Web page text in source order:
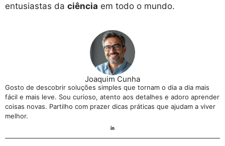
entusiastas da ciência em todo o mundo.
Joaquim Cunha
Gosto de descobrir soluções simples que tornam o dia a dia mais
fácil e mais leve. Sou curioso, atento aos detalhes e adoro aprender
coisas novas. Partilho com prazer dicas práticas que ajudam a viver
melhor.